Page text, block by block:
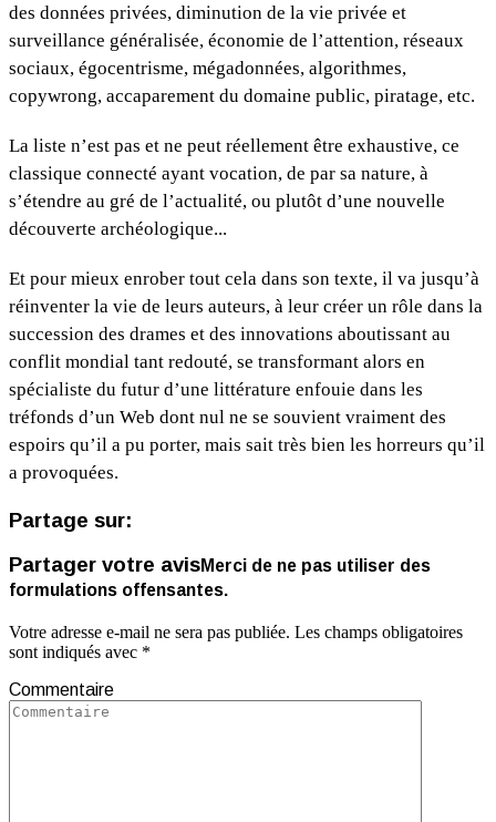
des données privées, diminution de la vie privée et
surveillance généralisée, économie de l’attention, réseaux
sociaux, égocentrisme, mégadonnées, algorithmes,
copywrong, accaparement du domaine public, piratage, etc.
La liste n’est pas et ne peut réellement être exhaustive, ce
classique connecté ayant vocation, de par sa nature, à
s’étendre au gré de l’actualité, ou plutôt d’une nouvelle
découverte archéologique...
Et pour mieux enrober tout cela dans son texte, il va jusqu’à
réinventer la vie de leurs auteurs, à leur créer un rôle dans la
succession des drames et des innovations aboutissant au
conflit mondial tant redouté, se transformant alors en
spécialiste du futur d’une littérature enfouie dans les
tréfonds d’un Web dont nul ne se souvient vraiment des
espoirs qu’il a pu porter, mais sait très bien les horreurs qu’il
a provoquées.
Partage sur:
Partager votre avisMerci de ne pas utiliser des
formulations offensantes.
Votre adresse e-mail ne sera pas publiée. Les champs obligatoires
sont indiqués avec *
Commentaire